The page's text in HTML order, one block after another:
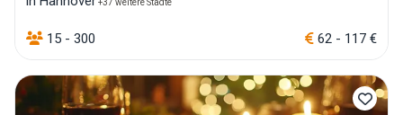
+37 weitere Städte
15 - 300 62 - 117 €